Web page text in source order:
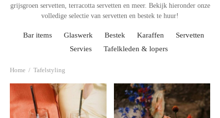
grijsgroen servetten, terracotta servetten en meer. Bekijk hieronder onze
volledige selectie van servetten en bestek te huur!
Bar items Glaswerk Bestek Karaffen
Servetten
Servies
Tafelkleden & lopers
Home / Tafelstyling
& bijzettafels
deco
decoratie
items